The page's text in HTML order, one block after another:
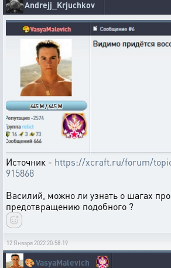
Andrejj_Krjuchkov
Источник - https://xcraft.ru/forum/
915868
Василий, можно ли узнать о шагах
предотвращению подобного ?
12 Января 2022 20:58:19
🎨VasyaMalevich